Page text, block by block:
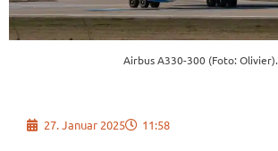
Airbus A330-300 (Foto: Olivier).
27. Januar 2025 11:58